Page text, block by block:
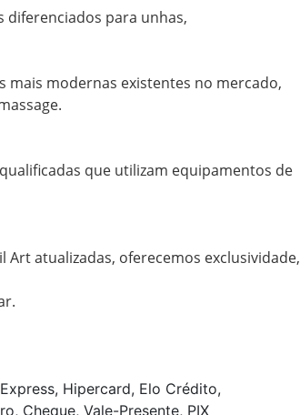
diferenciados para unhas,
mais modernas existentes no mercado,
que utilizam equipamentos de
atualizadas, oferecemos exclusividade,
Hipercard, Elo Crédito,
Cheque, Vale-Presente, PIX